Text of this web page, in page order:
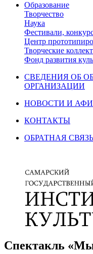
Образование
Творчество
Наука
Фестивали,
Центр
Творческие
Фонд развития
СВЕДЕНИЯ ОБ
ОРГАНИЗАЦИИ
НОВОСТИ И
КОНТАКТЫ
ОБРАТНАЯ СВЯЗЬ
Спектакль